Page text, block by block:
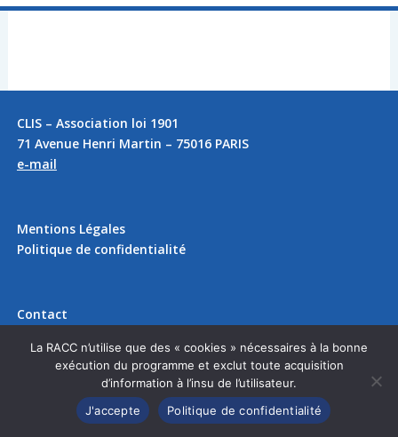
CLIS – Association loi 1901
71 Avenue Henri Martin – 75016 PARIS
e-mail
Mentions Légales
Politique de confidentialité
Contact
La RACC n’utilise que des « cookies » nécessaires à la bonne
exécution du programme et exclut toute acquisition
d’information à l’insu de l’utilisateur.
J'accepte
Politique de confidentialité